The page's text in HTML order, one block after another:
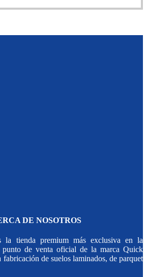
DE NOSOTROS
la tienda premium más exclusiva en la
de venta oficial de la marca Quick
de suelos laminados, de parquet